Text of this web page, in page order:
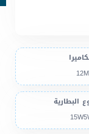
البطارية